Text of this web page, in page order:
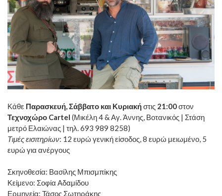
Κάθε Παρασκευή, Σάββατο και Κυριακήστις 21:00στον
Τεχνοχώρο Cartel (Μικέλη 4 & Αγ. Άννης, Βοτανικός | Στάση
μετρό Ελαιώνας | τηλ. 693 989 8258)
Τιμές εισιτηρίων: 12 ευρώ γενική είσοδος, 8 ευρώ μειωμένο, 5
ευρώ για ανέργους
Σκηνοθεσία: Βασίλης Μπισμπίκης
Κείμενο: Σοφία Αδαμίδου
Ερμηνεία: Τάσος Σωτηράκης